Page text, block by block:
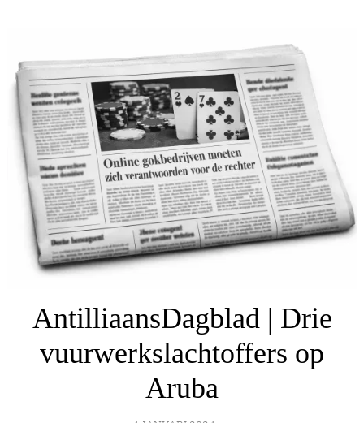
AntilliaansDagblad | Drie
vuurwerkslachtoffers op
Aruba